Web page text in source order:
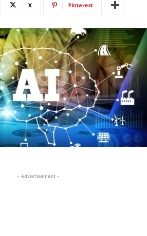
X Pinterest
- Advertisement -